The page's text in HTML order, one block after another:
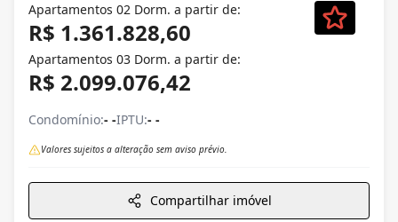
Apartamentos 02 Dorm. a partir de:
R$ 1.361.828,60
Apartamentos 03 Dorm. a partir de:
R$ 2.099.076,42
Condomínio:- -IPTU:- -
Valores sujeitos a alteração sem aviso prévio.
Compartilhar imóvel